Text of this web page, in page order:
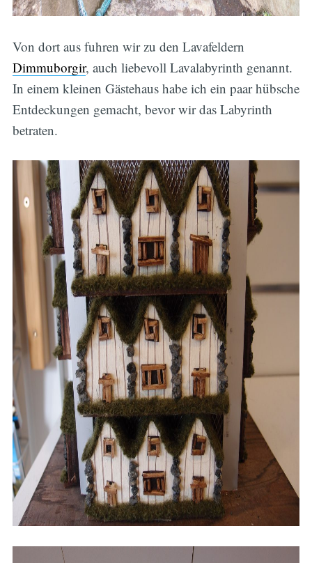
Von dort aus fuhren wir zu den Lavafeldern
Dimmuborgir, auch liebevoll Lavalabyrinth genannt.
In einem kleinen Gästehaus habe ich ein paar hübsche
Entdeckungen gemacht, bevor wir das Labyrinth
betraten.